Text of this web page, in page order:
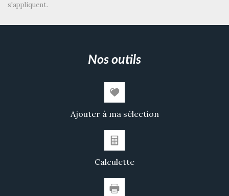
Familles avec 3 enfants
s'appliquent.
nos outils
Ajouter à ma sélection
Calculette